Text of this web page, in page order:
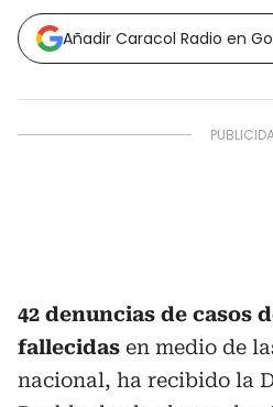
Añadir Caracol Radio en
42 denuncias de casos
fallecidas en medio de
nacional, ha recibido la